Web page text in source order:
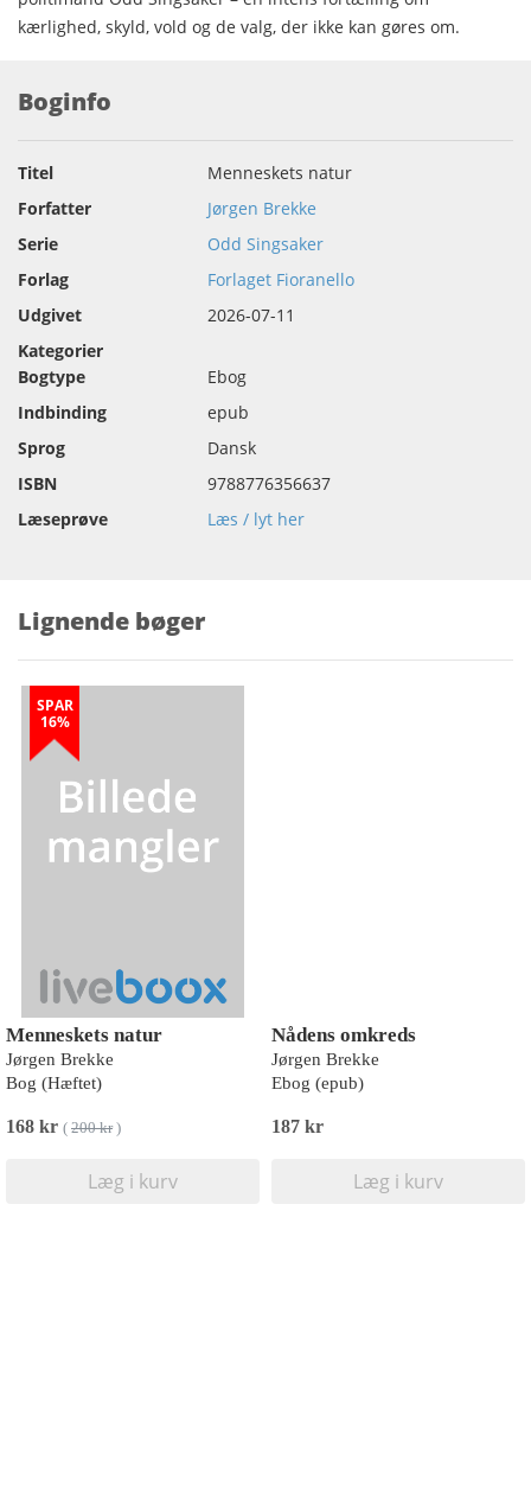
kærlighed, skyld, vold og de valg, der ikke kan gøres om.
Boginfo
Titel
Menneskets natur
Forfatter
Jørgen Brekke
Serie
Odd Singsaker
Forlag
Forlaget Fioranello
Udgivet
2026-07-11
Kategorier
Bogtype
Ebog
Indbinding
epub
Sprog
Dansk
ISBN
9788776356637
Læseprøve
Læs / lyt her
Lignende bøger
SPAR
16%
Menneskets natur
Jørgen Brekke
Bog (Hæftet)
168 kr ( 200 kr)
Læg i kurv
Nådens omkreds
Jørgen Brekke
Ebog (epub)
187 kr
Læg i kurv